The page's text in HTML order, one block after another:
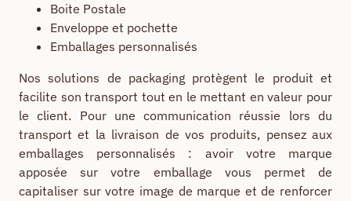
Boite Postale
Enveloppe et pochette
Emballages personnalisés
Nos solutions de packaging protègent le produit et
facilite son transport tout en le mettant en valeur pour
le client. Pour une communication réussie lors du
transport et la livraison de vos produits, pensez aux
emballages personnalisés : avoir votre marque
apposée sur votre emballage vous permet de
capitaliser sur votre image de marque et de renforcer